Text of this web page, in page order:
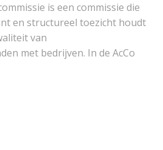
is een commissie die
en structureel toezicht houdt
van
met bedrijven. In de AcCo